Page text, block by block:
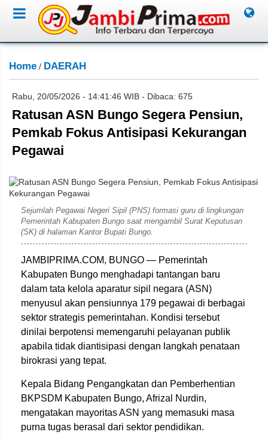
Home / DAERAH
Rabu, 20/05/2026 - 14:41:46 WIB - Dibaca: 675
Ratusan ASN Bungo Segera Pensiun,
Pemkab Fokus Antisipasi Kekurangan
Pegawai
Sejumlah Pegawai Negeri Sipil (PNS) formasi guru di lingkungan
Pemerintah Kabupaten Bungo saat mengambil Surat Keputusan
(SK) di halaman Kantor Bupati Bungo.
JAMBIPRIMA.COM, BUNGO — Pemerintah
Kabupaten Bungo menghadapi tantangan baru
dalam tata kelola aparatur sipil negara (ASN)
menyusul akan pensiunnya 179 pegawai di berbagai
sektor strategis pemerintahan. Kondisi tersebut
dinilai berpotensi memengaruhi pelayanan publik
apabila tidak diantisipasi dengan langkah penataan
birokrasi yang tepat.
Kepala Bidang Pengangkatan dan Pemberhentian
BKPSDM Kabupaten Bungo, Afrizal Nurdin,
mengatakan mayoritas ASN yang memasuki masa
purna tugas berasal dari sektor pendidikan.